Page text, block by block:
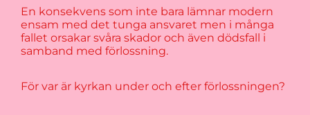
En konsekvens som inte bara lämnar modern
ensam med det tunga ansvaret men i många
fallet orsakar svåra skador och även dödsfall i
samband med förlossning.
För var är kyrkan under och efter förlossningen?